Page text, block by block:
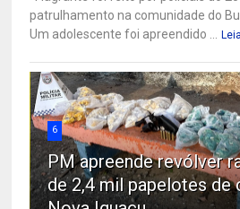
patrulhamento na comunidade do
Um adolescente foi apreendido ...
6
PM apreende revólver
de 2,4 mil papelotes de